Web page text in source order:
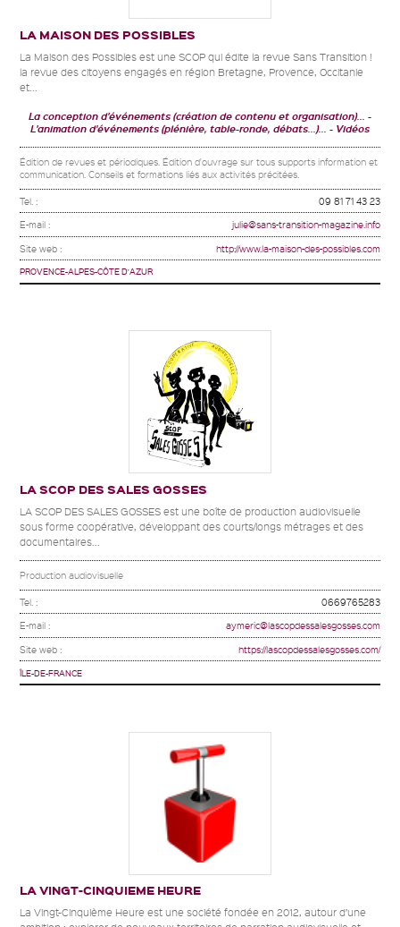
LA MAISON DES POSSIBLES
La Maison des Possibles est une SCOP qui édite la revue Sans Transition !
la revue des citoyens engagés en région Bretagne, Provence, Occitanie
et...
La conception d'événements (création de contenu et organisation)...
L'animation d'événements (plénière, table-ronde, débats...)...
Vidéos
Édition de revues et périodiques. Édition d'ouvrage sur tous supports information et
communication. Conseils et formations liés aux activités précitées.
Tel. : 09 81 71 43 23
E-mail : julie@sans-transition-magazine.info
Site web : http://www.la-maison-des-possibles.com
PROVENCE-ALPES-CÔTE D'AZUR
LA SCOP DES SALES GOSSES
LA SCOP DES SALES GOSSES est une boîte de production audiovisuelle
sous forme coopérative, développant des courts/longs métrages et des
documentaires...
Production audiovisuelle
Tel. : 0669765283
E-mail : aymeric@lascopdessalesgosses.com
Site web : https://lascopdessalesgosses.com/
ÎLE-DE-FRANCE
LA VINGT-CINQUIEME HEURE
La Vingt-Cinquième Heure est une société fondée en 2012, autour d’une